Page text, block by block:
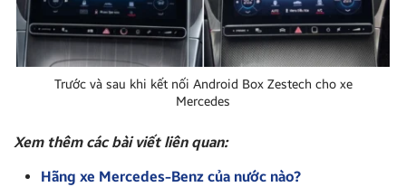
Trước và sau khi kết nối Android Box Zestech cho xe
Mercedes
Xem thêm các bài viết liên quan:
Hãng xe Mercedes-Benz của nước nào?